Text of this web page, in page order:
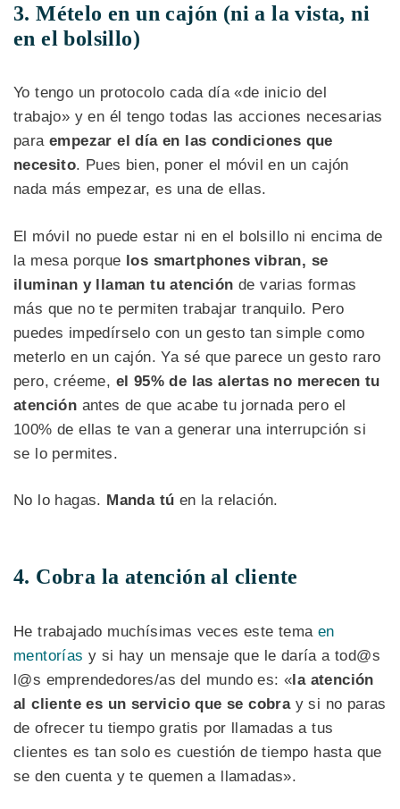
3. Mételo en un cajón (ni a la vista, ni
en el bolsillo)
Yo tengo un protocolo cada día «de inicio del
trabajo» y en él tengo todas las acciones necesarias
para empezar el día en las condiciones que
necesito. Pues bien, poner el móvil en un cajón
nada más empezar, es una de ellas.
El móvil no puede estar ni en el bolsillo ni encima de
la mesa porque los smartphones vibran, se
iluminan y llaman tu atención de varias formas
más que no te permiten trabajar tranquilo. Pero
puedes impedírselo con un gesto tan simple como
meterlo en un cajón. Ya sé que parece un gesto raro
pero, créeme, el 95% de las alertas no merecen tu
atención antes de que acabe tu jornada pero el
100% de ellas te van a generar una interrupción si
se lo permites.
No lo hagas. Manda tú en la relación.
4. Cobra la atención al cliente
He trabajado muchísimas veces este tema en
mentorías y si hay un mensaje que le daría a tod@s
l@s emprendedores/as del mundo es: «la atención
al cliente es un servicio que se cobray si no paras
de ofrecer tu tiempo gratis por llamadas a tus
clientes es tan solo es cuestión de tiempo hasta que
se den cuenta y te quemen a llamadas».